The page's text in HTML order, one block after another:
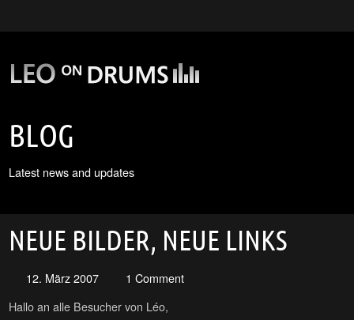
BLOG
Latest news and updates
NEUE BILDER, NEUE LINKS
12. März 2007
1 Comment
Hallo an alle Besucher von Léo,